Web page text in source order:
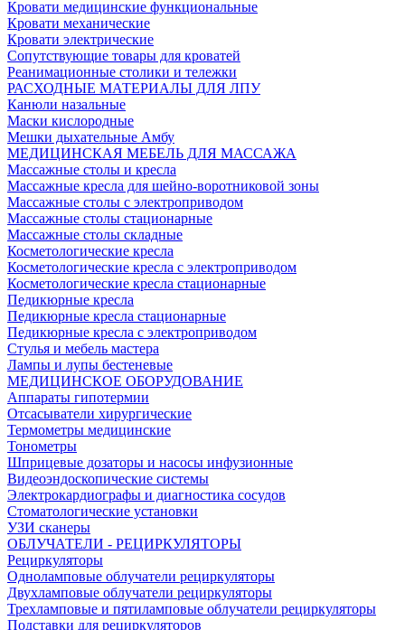
Кровати медицинские функциональные
Кровати механические
Кровати электрические
Сопутствующие товары для кроватей
Реанимационные столики и тележки
РАСХОДНЫЕ МАТЕРИАЛЫ ДЛЯ ЛПУ
Канюли назальные
Маски кислородные
Мешки дыхательные Амбу
МЕДИЦИНСКАЯ МЕБЕЛЬ ДЛЯ МАССАЖА
Массажные столы и кресла
Массажные кресла для шейно-воротниковой зоны
Массажные столы с электроприводом
Массажные столы стационарные
Массажные столы складные
Косметологические кресла
Косметологические кресла с электроприводом
Косметологические кресла стационарные
Педикюрные кресла
Педикюрные кресла стационарные
Педикюрные кресла с электроприводом
Стулья и мебель мастера
Лампы и лупы бестеневые
МЕДИЦИНСКОЕ ОБОРУДОВАНИЕ
Аппараты гипотермии
Отсасыватели хирургические
Термометры медицинские
Тонометры
Шприцевые дозаторы и насосы инфузионные
Видеоэндоскопические системы
Электрокардиографы и диагностика сосудов
Стоматологические установки
УЗИ сканеры
ОБЛУЧАТЕЛИ - РЕЦИРКУЛЯТОРЫ
Рециркуляторы
Одноламповые облучатели рециркуляторы
Двухламповые облучатели рециркуляторы
Трехламповые и пятиламповые облучатели рециркуляторы
Подставки для рециркуляторов